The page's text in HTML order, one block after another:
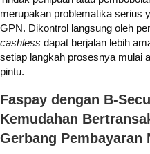
merupakan problematika serius
GPN. Dikontrol langsung oleh
cashless dapat berjalan lebih
setiap langkah prosesnya mulai
pintu.
Faspay dengan B-
Kemudahan
Gerbang Pembayaran